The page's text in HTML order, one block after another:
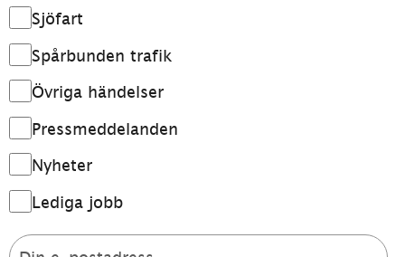
Sjöfart
Spårbunden trafik
Övriga händelser
Pressmeddelanden
Nyheter
Lediga jobb
Din e-postadress